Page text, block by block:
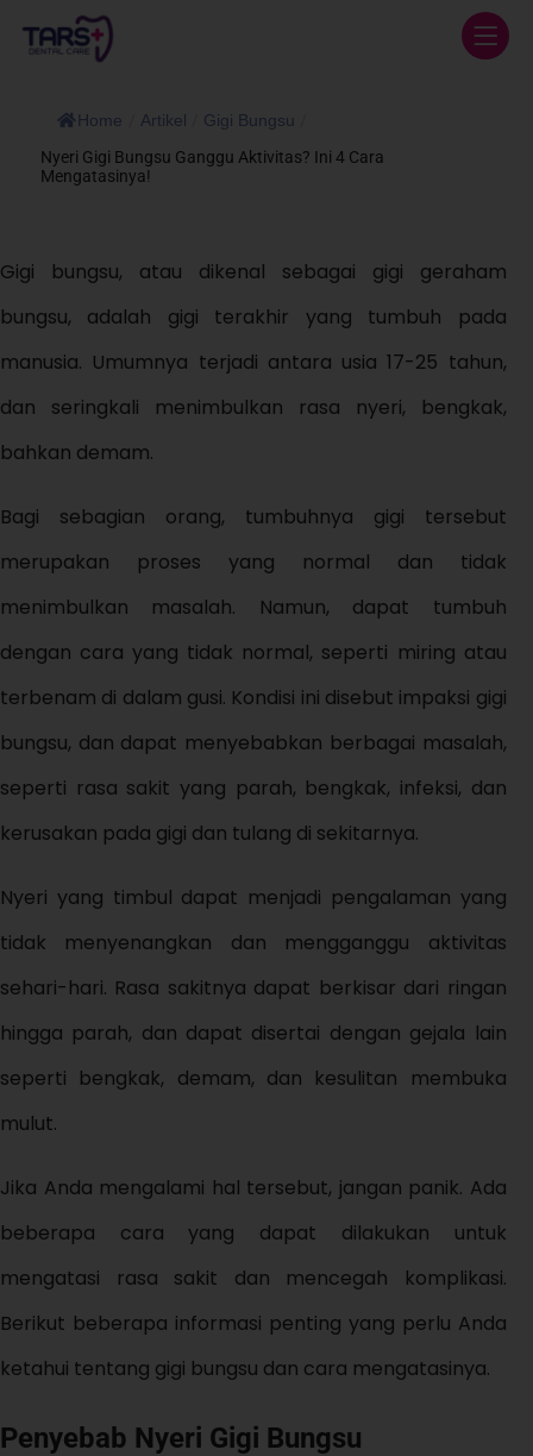
Home Artikel Gigi Bungsu
Nyeri Gigi Bungsu Ganggu Aktivitas? Ini 4 Cara
Mengatasinya!
Gigi bungsu, atau dikenal sebagai gigi geraham
bungsu, adalah gigi terakhir yang tumbuh pada
manusia. Umumnya terjadi antara usia 17-25 tahun,
dan seringkali menimbulkan rasa nyeri, bengkak,
bahkan demam.
Bagi sebagian orang, tumbuhnya gigi tersebut
merupakan proses yang normal dan tidak
menimbulkan masalah. Namun, dapat tumbuh
dengan cara yang tidak normal, seperti miring atau
terbenam di dalam gusi. Kondisi ini disebut impaksi gigi
bungsu, dan dapat menyebabkan berbagai masalah,
seperti rasa sakit yang parah, bengkak, infeksi, dan
kerusakan pada gigi dan tulang di sekitarnya.
Nyeri yang timbul dapat menjadi pengalaman yang
tidak menyenangkan dan mengganggu aktivitas
sehari-hari. Rasa sakitnya dapat berkisar dari ringan
hingga parah, dan dapat disertai dengan gejala lain
seperti bengkak, demam, dan kesulitan membuka
mulut.
Jika Anda mengalami hal tersebut, jangan panik. Ada
beberapa cara yang dapat dilakukan untuk
mengatasi rasa sakit dan mencegah komplikasi.
Berikut beberapa informasi penting yang perlu Anda
ketahui tentang gigi bungsu dan cara mengatasinya.
Penyebab Nyeri Gigi Bungsu